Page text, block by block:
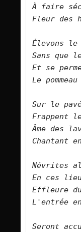
À faire
Fleur
Élevons
Sans que
Et se
Le
Sur le
Frappent
Âme des
Névrites
En ces
Effleure
L'entrée
Seront